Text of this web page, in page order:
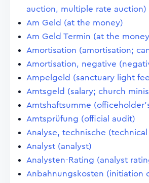
auction, multiple rate auction)
Am Geld (at the money)
Am Geld Termin (at the
Amortisation (amortisation;
Amortisation, negative
Ampelgeld (sanctuary light
Amtsgeld (salary; church
Amtshaftsumme
Amtsprüfung (official audit)
Analyse, technische (technical
Analyst (analyst)
Analysten-Rating (analyst
Anbahnungskosten (initiation